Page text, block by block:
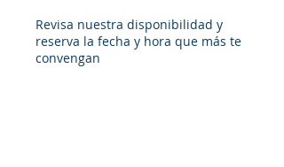
Revisa nuestra disponibilidad y
reserva la fecha y hora que más te
convengan